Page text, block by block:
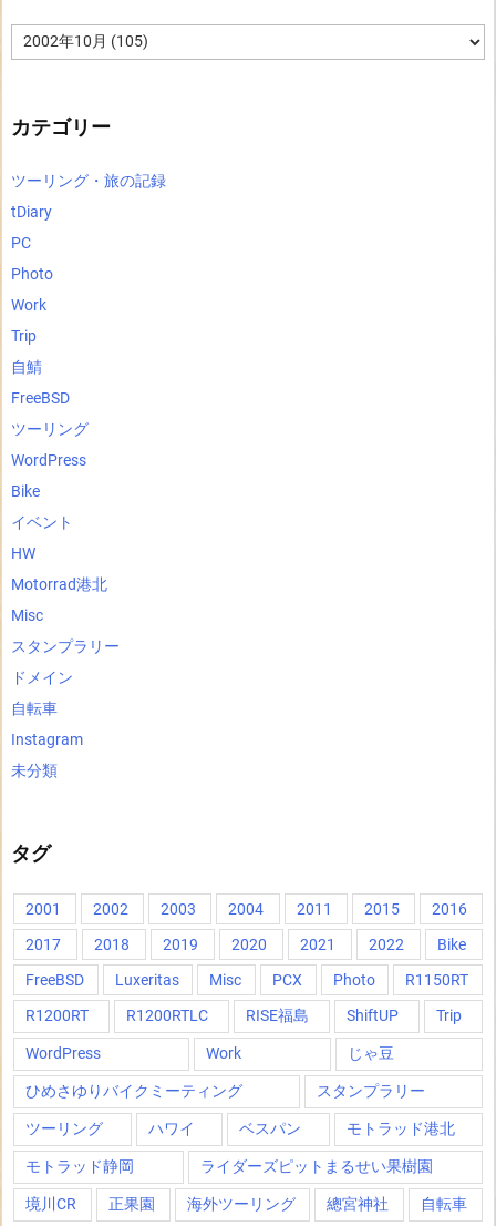
ア
ー
カテゴリー
ツーリング・旅の記録
tDiary
PC
Photo
Work
Trip
自鯖
FreeBSD
ツーリング
WordPress
Bike
イベント
HW
Motorrad港北
Misc
スタンプラリー
ドメイン
自転車
Instagram
未分類
タグ
2001 2002 2003 2004 2011 2015
2016
2017
2018 2019 2020 2021 2022
Bike
FreeBSD
Luxeritas Misc PCX Photo
R1150RT
R1200RT
R1200RTLC RISE福島 ShiftUP Trip
WordPress Work じゃ豆
ひめさゆりバイクミーティング スタンプラリー
ツーリング ハワイ ベスパン モトラッド港北
モトラッド静岡 ライダーズピットまるせい果樹園
境川CR 正果園 海外ツーリング 總宮神社 自転車